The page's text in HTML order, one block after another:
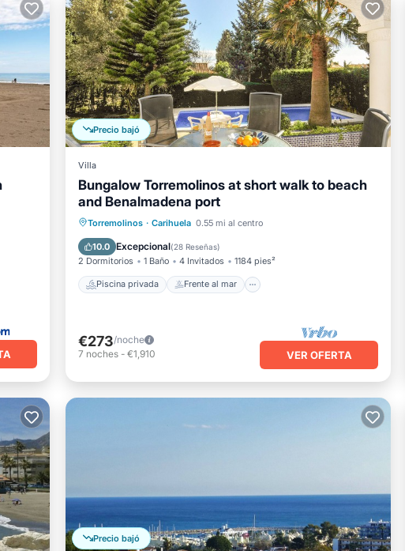
Precio bajó
Villa
Bungalow Torremolinos at short walk to beach
and Benalmadena port
Torremolinos · Carihuela 0.55 mi al centro
10.0 Excepcional(28 Reseñas)
2 Dormitorios 1 Baño 4 Invitados 1184 pies²
Piscina privada Frente al mar
Piscina privada
Frente al mar
Chimenea/Calefacción
€273/noche
7 noches - €1,910 VER OFERTA
Precio bajó